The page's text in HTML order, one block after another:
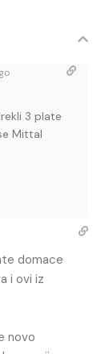
3 plate
Mittal
domace
i ovi iz
novo